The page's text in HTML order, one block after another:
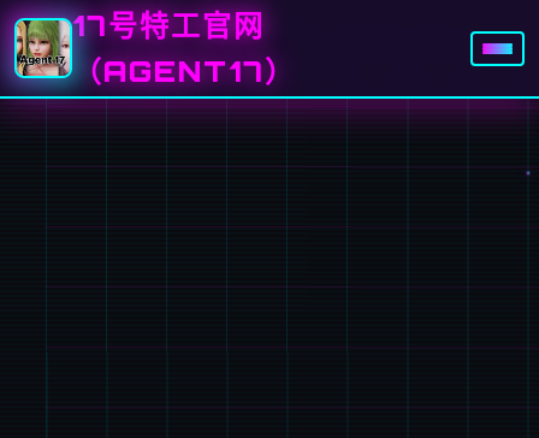
17号特工官网
（AGENT17）